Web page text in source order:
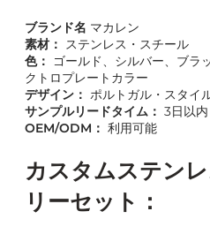
ブランド名 マカレン
素材： ステンレス・スチール
色： ゴールド、シルバー、ブラ
クトロプレートカラー
デザイン： ポルトガル・スタイ
サンプルリードタイム： 3日以内
OEM/ODM： 利用可能
カスタムステン
リーセット：